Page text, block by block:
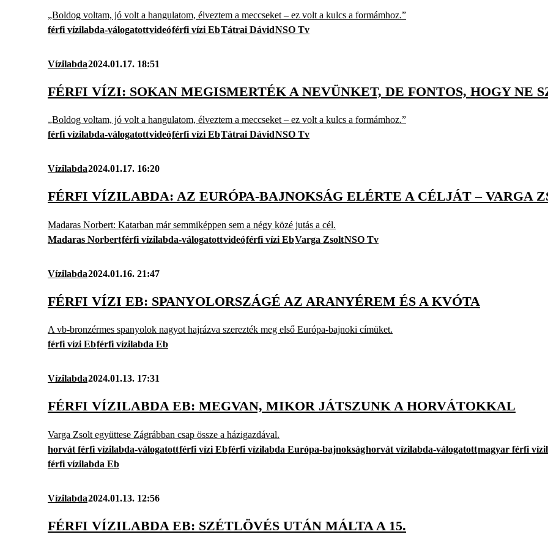
„Boldog voltam, jó volt a hangulatom, élveztem a meccseket – ez volt a kulcs a formámhoz.”
férfi vízilabda-válogatottvideóférfi vízi EbTátrai DávidNSO Tv
Vízilabda2024.01.17. 18:51
FÉRFI VÍZI: SOKAN MEGISMERTÉK A NEVÜNKET, DE FONTOS, HOGY NE
„Boldog voltam, jó volt a hangulatom, élveztem a meccseket – ez volt a kulcs a formámhoz.”
férfi vízilabda-válogatottvideóférfi vízi EbTátrai DávidNSO Tv
Vízilabda2024.01.17. 16:20
FÉRFI VÍZILABDA: AZ EURÓPA-BAJNOKSÁG ELÉRTE A CÉLJÁT – VARGA
Madaras Norbert: Katarban már semmiképpen sem a négy közé jutás a cél.
Madaras Norbertférfi vízilabda-válogatottvideóférfi vízi EbVarga ZsoltNSO Tv
Vízilabda2024.01.16. 21:47
FÉRFI VÍZI EB: SPANYOLORSZÁGÉ AZ ARANYÉREM ÉS A KVÓTA
A vb-bronzérmes spanyolok nagyot hajrázva szerezték meg első Európa-bajnoki címüket.
férfi vízi Ebférfi vízilabda Eb
Vízilabda2024.01.13. 17:31
FÉRFI VÍZILABDA EB: MEGVAN, MIKOR JÁTSZUNK A HORVÁTOKKAL
Varga Zsolt együttese Zágrábban csap össze a házigazdával.
horvát férfi vízilabda-válogatottférfi vízi Ebférfi vízilabda Európa-bajnoksághorvát vízilabda-válogatottmagyar férfi
férfi vízilabda Eb
Vízilabda2024.01.13. 12:56
FÉRFI VÍZILABDA EB: SZÉTLÖVÉS UTÁN MÁLTA A 15.